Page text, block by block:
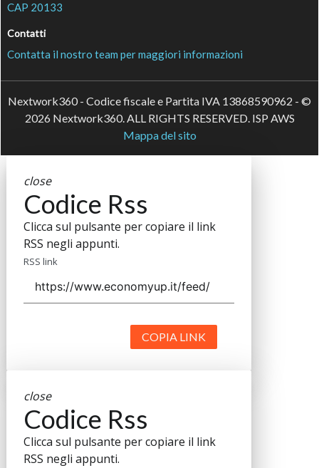
CAP 20133
Contatti
Contatta il nostro team per maggiori informazioni
Nextwork360 - Codice fiscale e Partita IVA 13868590962 - ©
2026 Nextwork360. ALL RIGHTS RESERVED. ISP AWS
Mappa del sito
close
Codice Rss
Clicca sul pulsante per copiare il link
RSS negli appunti.
RSS link
COPIA LINK
close
Codice Rss
Clicca sul pulsante per copiare il link
RSS negli appunti.